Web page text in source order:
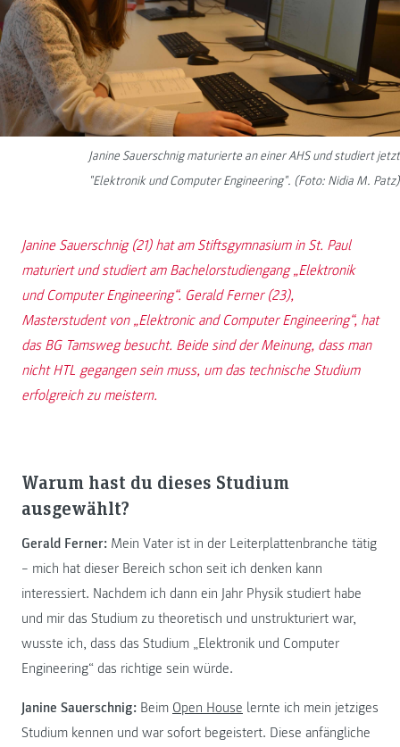
Janine Sauerschnig maturierte an einer AHS und studiert jetzt
"Elektronik und Computer Engineering". (Foto: Nidia M. Patz)
Janine Sauerschnig (21) hat am Stiftsgymnasium in St. Paul
maturiert und studiert am Bachelorstudiengang „Elektronik
und Computer Engineering“. Gerald Ferner (23),
Masterstudent von „Elektronic and Computer Engineering“, hat
das BG Tamsweg besucht. Beide sind der Meinung, dass man
nicht HTL gegangen sein muss, um das technische Studium
erfolgreich zu meistern.
Warum hast du dieses Studium
ausgewählt?
Gerald Ferner: Mein Vater ist in der Leiterplattenbranche tätig
– mich hat dieser Bereich schon seit ich denken kann
interessiert. Nachdem ich dann ein Jahr Physik studiert habe
und mir das Studium zu theoretisch und unstrukturiert war,
wusste ich, dass das Studium „Elektronik und Computer
Engineering“ das richtige sein würde.
Janine Sauerschnig: Beim Open House lernte ich mein jetziges
Studium kennen und war sofort begeistert. Diese anfängliche